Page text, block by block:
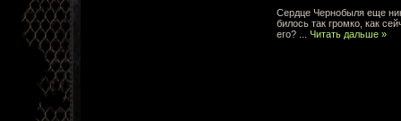
Сердце Чернобыля еще
билось так громко, как
его?
Читать дальше »